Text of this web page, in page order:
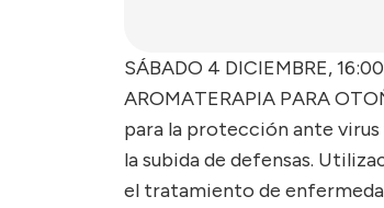
SÁBADO 4 DICIEMBRE,
AROMATERAPIA PARA
para la protección ante
la subida de defensas.
el tratamiento de